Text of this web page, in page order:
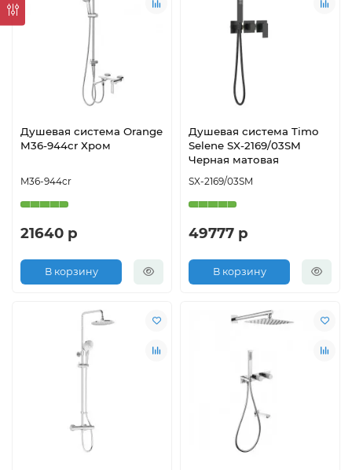
Душевая система Orange
M36-944cr Хром
M36-944cr
21640 р
В корзину
Душевая система Timo
Selene SX-2169/03SM
Черная матовая
SX-2169/03SM
49777 р
В корзину